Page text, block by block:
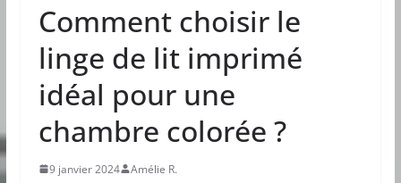
Comment choisir le
linge de lit imprimé
idéal pour une
chambre colorée ?
9 janvier 2024 Amélie R.